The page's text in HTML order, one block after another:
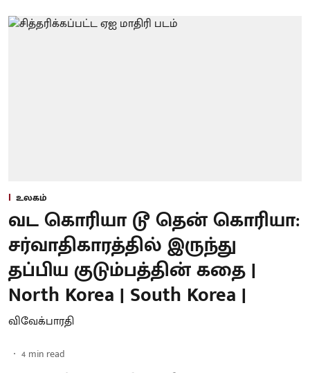
உலகம்
வட கொரியா டூ தென் கொரியா:
சர்வாதிகாரத்தில் இருந்து
தப்பிய குடும்பத்தின் கதை |
North Korea | South Korea |
விவேக்பாரதி
4 min read